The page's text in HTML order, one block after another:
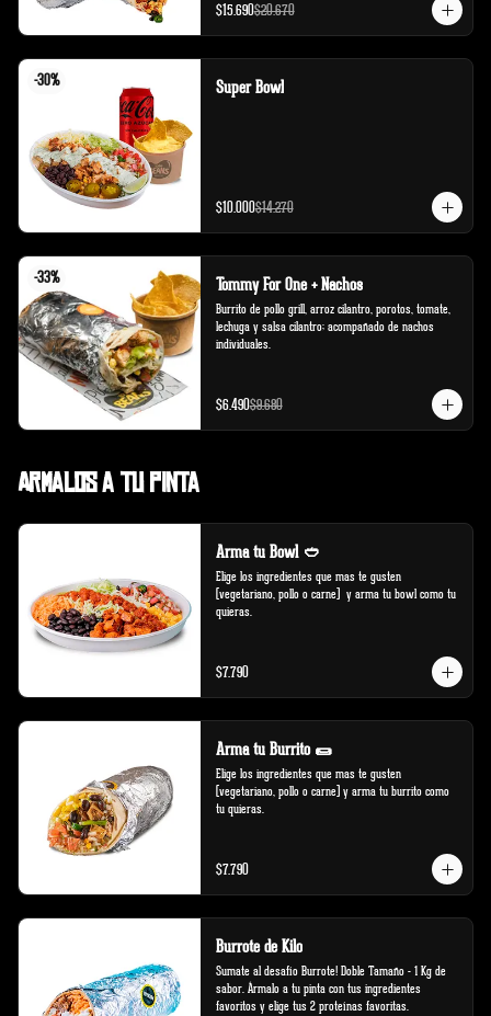
$15.690$20.670
-30% Super Bowl
$10.000$14.270
-33% Tommy For One + Nachos
Burrito de pollo grill, arroz cilantro, porotos, tomate,
lechuga y salsa cilantro; acompañado de nachos
individuales.
$6.490$9.680
Armalos a tu pinta
Arma tu Bowl 🥙
Elige los ingredientes que mas te gusten
(vegetariano, pollo o carne)  y arma tu bowl como tu
quieras.
$7.790
Arma tu Burrito 🌯
Elige los ingredientes que mas te gusten
(vegetariano, pollo o carne) y arma tu burrito como
tu quieras.
$7.790
Burrote de Kilo
Sumate al desafío Burrote! Doble Tamaño - 1 Kg de
sabor. Ármalo a tu pinta con tus ingredientes
favoritos y elige tus 2 proteínas favoritas.